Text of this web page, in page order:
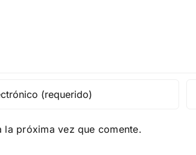
la próxima vez que comente.